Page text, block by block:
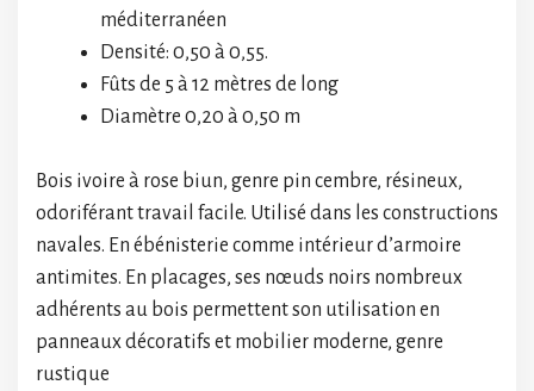
méditerranéen
Densité: 0,50 à 0,55.
Fûts de 5 à 12 mètres de long
Diamètre 0,20 à 0,50 m
Bois ivoire à rose biun, genre pin cembre, résineux,
odoriférant travail facile. Utilisé dans les constructions
navales. En ébénisterie comme intérieur d’armoire
antimites. En placages, ses nœuds noirs nombreux
adhérents au bois permettent son utilisation en
panneaux décoratifs et mobilier moderne, genre
rustique